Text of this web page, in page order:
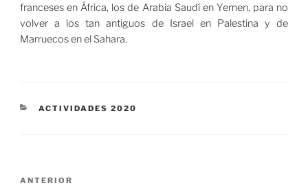
franceses en África, los de Arabia Saudí en Yemen, para no
volver a los tan antiguos de Israel en Palestina y de
Marruecos en el Sahara.
CATEGORÍAS
ACTIVIDADES 2020
Navegación
Entrada
ANTERIOR